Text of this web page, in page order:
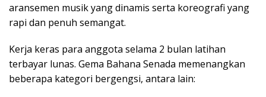
aransemen musik yang dinamis serta koreografi yang
rapi dan penuh semangat.
Kerja keras para anggota selama 2 bulan latihan
terbayar lunas. Gema Bahana Senada memenangkan
beberapa kategori bergengsi, antara lain: